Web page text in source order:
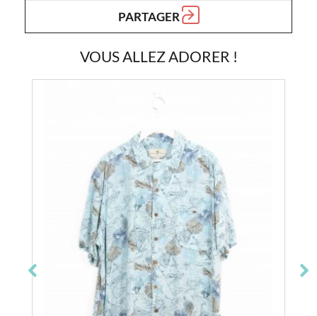
PARTAGER
VOUS ALLEZ ADORER !